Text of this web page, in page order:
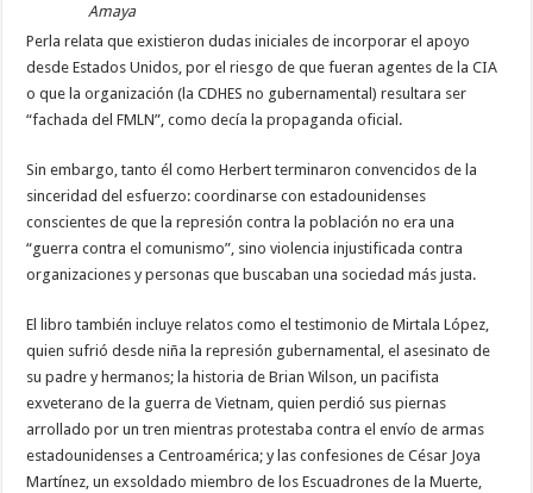
Amaya
Perla relata que existieron dudas iniciales de incorporar el apoyo
desde Estados Unidos, por el riesgo de que fueran agentes de la CIA
o que la organización (la CDHES no gubernamental) resultara ser
“fachada del FMLN”, como decía la propaganda oficial.
Sin embargo, tanto él como Herbert terminaron convencidos de la
sinceridad del esfuerzo: coordinarse con estadounidenses
conscientes de que la represión contra la población no era una
“guerra contra el comunismo”, sino violencia injustificada contra
organizaciones y personas que buscaban una sociedad más justa.
El libro también incluye relatos como el testimonio de Mirtala López,
quien sufrió desde niña la represión gubernamental, el asesinato de
su padre y hermanos; la historia de Brian Wilson, un pacifista
exveterano de la guerra de Vietnam, quien perdió sus piernas
arrollado por un tren mientras protestaba contra el envío de armas
estadounidenses a Centroamérica; y las confesiones de César Joya
Martínez, un exsoldado miembro de los Escuadrones de la Muerte,